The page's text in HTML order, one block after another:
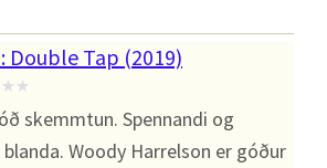
Double Tap (2019)
skemmtun. Spennandi og
Woody Harrelson er góður